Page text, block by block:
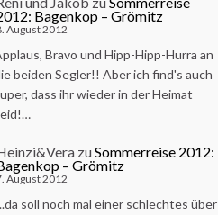
Bagenkop – Grömitz
August 2012
Bravo und Hipp-Hipp-Hurra an
beiden Segler!! Aber ich find's auch
dass ihr wieder in der Heimat
zuSommerreise 2012:
– Grömitz
August 2012
soll noch mal einer schlechtes über